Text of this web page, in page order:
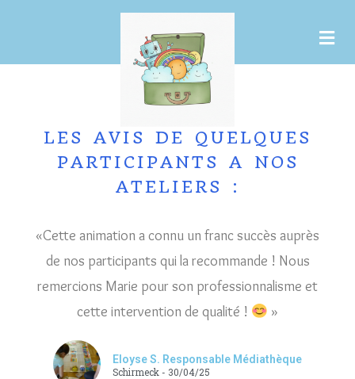
LES AVIS DE QUELQUES
PARTICIPANTS A NOS
ATELIERS :
«Cette animation a connu un franc succès auprès
de nos participants qui la recommande ! Nous
remercions Marie pour son professionnalisme et
cette intervention de qualité !
»
Eloyse S. Responsable Médiathèque
Schirmeck - 30/04/25